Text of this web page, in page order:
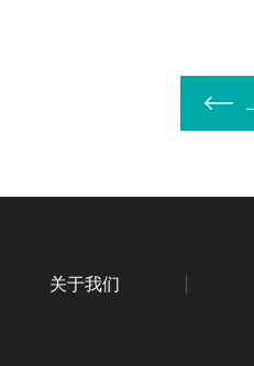
关于我们